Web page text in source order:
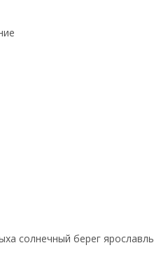
солнечный берег ярославль